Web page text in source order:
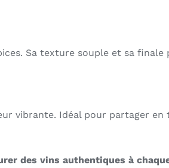
Sa texture souple et sa finale
vibrante. Idéal pour partager
des vins authentiques à